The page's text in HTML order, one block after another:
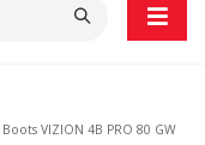
VIZION 4B PRO 80 GW